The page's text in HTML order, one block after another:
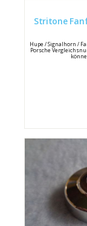
Stritone
Hupe / Signalhorn /
Porsche